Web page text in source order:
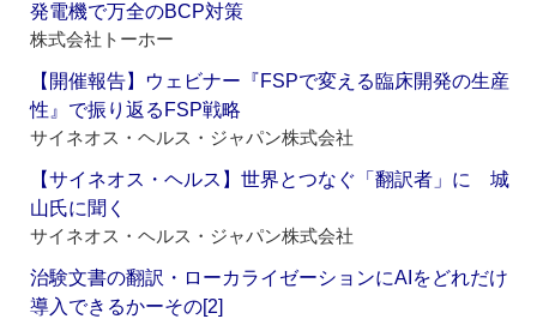
発電機で万全のBCP対策
株式会社トーホー
【開催報告】ウェビナー『FSPで変える臨床開発の生産
性』で振り返るFSP戦略
サイネオス・ヘルス・ジャパン株式会社
【サイネオス・ヘルス】世界とつなぐ「翻訳者」に 城
山氏に聞く
サイネオス・ヘルス・ジャパン株式会社
治験文書の翻訳・ローカライゼーションにAIをどれだけ
導入できるかーその[2]